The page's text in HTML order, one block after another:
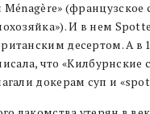
(французское
И в нем
десертом. А в
что «Килбурнские
докерам суп и